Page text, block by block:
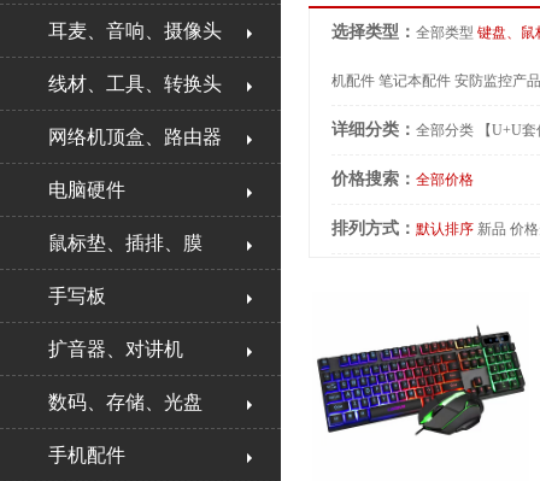
耳麦、音响、摄像头
线材、工具、转换头
网络机顶盒、路由器
电脑硬件
鼠标垫、插排、膜
手写板
扩音器、对讲机
数码、存储、光盘
手机配件
选择类型： 全部类型 键盘、鼠
机配件 笔记本配件 安防监控产品
详细分类： 全部分类 【U+U
价格搜索： 全部价格
排列方式： 默认排序 新品 价